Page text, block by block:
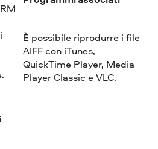
È possibile riprodurre i file
AIFF con iTunes,
QuickTime Player, Media
Player Classic e VLC.